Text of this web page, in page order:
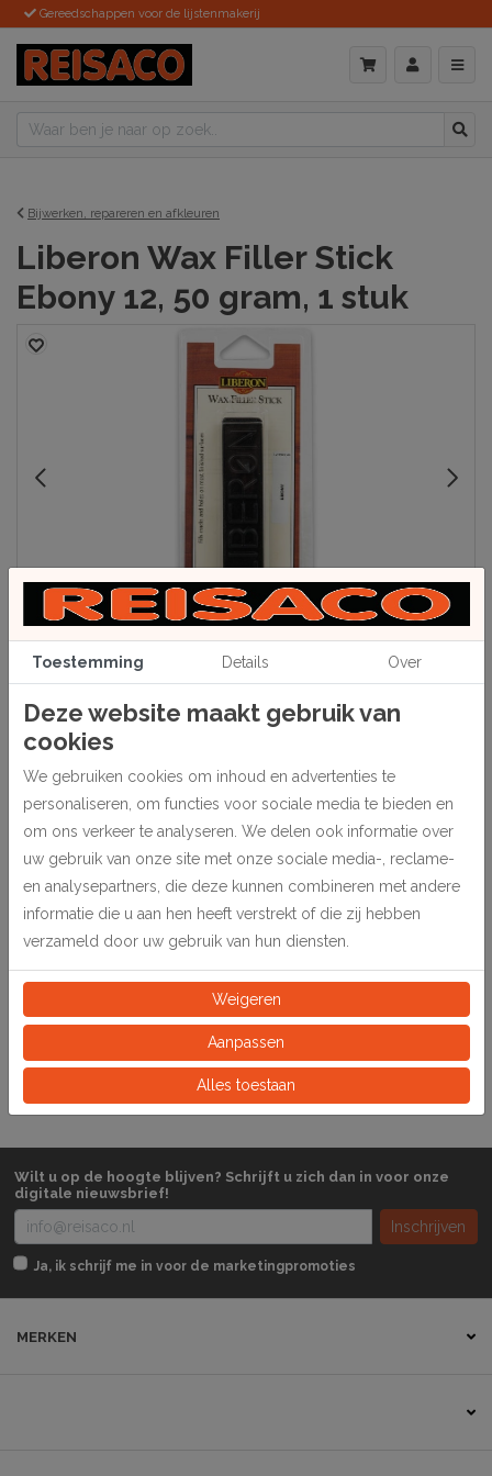
Gereedschappen voor de lijstenmakerij
Bijwerken, repareren en afkleuren
Liberon Wax Filler Stick
Ebony 12, 50 gram, 1 stuk
Beschrijving
Hiermee worden beschadigingen bijgewerkt aan hout dat reeds
afgekleurd is. Vervaardigd van een harde was die met natuurlijke
pigmenten op kleur gebracht is. De was wordt gebruiksklaar d.m.v.
warm water of door kneden. Op staven van 50 gram.
Specificaties
Eeinheid Stuk
Wilt u op de hoogte blijven? Schrijft u zich dan in voor onze
digitale nieuwsbrief!
Inschrijven
Ja, ik schrijf me in voor de marketingpromoties
MERKEN
Toestemming Details Over
Deze website maakt gebruik van
cookies
We gebruiken cookies om inhoud en advertenties te
personaliseren, om functies voor sociale media te bieden en
om ons verkeer te analyseren. We delen ook informatie over
uw gebruik van onze site met onze sociale media-, reclame-
en analysepartners, die deze kunnen combineren met andere
informatie die u aan hen heeft verstrekt of die zij hebben
verzameld door uw gebruik van hun diensten.
Weigeren
Aanpassen
Alles toestaan